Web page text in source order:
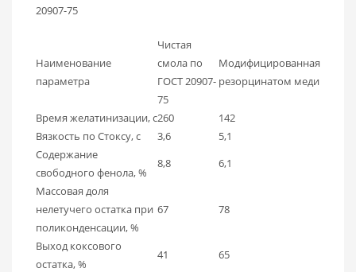
20907-75
Наименование
параметра
Чистая
смола по
ГОСТ 20907-
75
Модифицированная
резорцинатом меди
Время желатинизации, с260
142
Вязкость по Стоксу, с
3,6
5,1
Содержание
свободного фенола, %
8,8
6,1
Массовая доля
нелетучего остатка при
поликонденсации, %
67 78
Выход коксового
остатка, %
41
65